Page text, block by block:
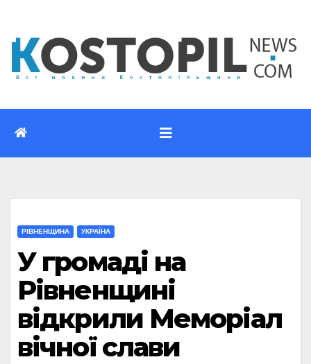
вмісту
РІВНЕНЩИНА УКРАЇНА
У громаді на
Рівненщині
відкрили Меморіал
вічної слави